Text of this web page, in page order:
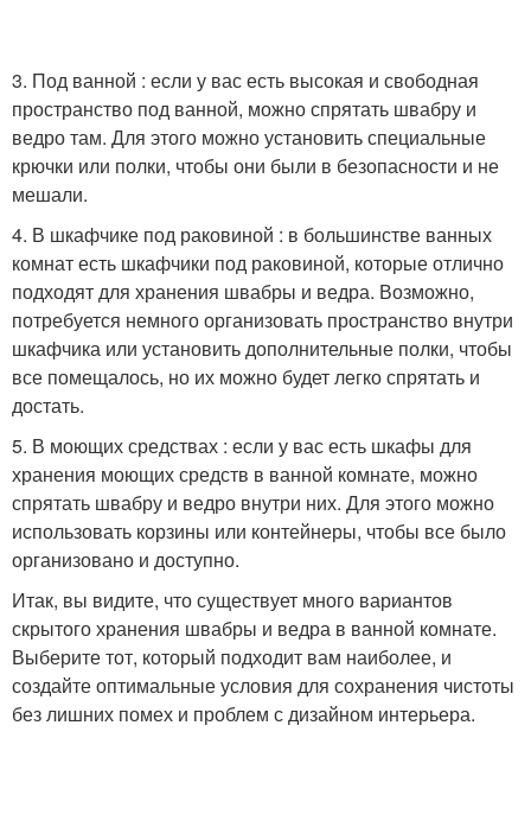
3. Под ванной : если у вас есть высокая и свободная
пространство под ванной, можно спрятать швабру и
ведро там. Для этого можно установить специальные
крючки или полки, чтобы они были в безопасности и не
мешали.
4. В шкафчике под раковиной : в большинстве ванных
комнат есть шкафчики под раковиной, которые отлично
подходят для хранения швабры и ведра. Возможно,
потребуется немного организовать пространство внутри
шкафчика или установить дополнительные полки, чтобы
все помещалось, но их можно будет легко спрятать и
достать.
5. В моющих средствах : если у вас есть шкафы для
хранения моющих средств в ванной комнате, можно
спрятать швабру и ведро внутри них. Для этого можно
использовать корзины или контейнеры, чтобы все было
организовано и доступно.
Итак, вы видите, что существует много вариантов
скрытого хранения швабры и ведра в ванной комнате.
Выберите тот, который подходит вам наиболее, и
создайте оптимальные условия для сохранения чистоты
без лишних помех и проблем с дизайном интерьера.